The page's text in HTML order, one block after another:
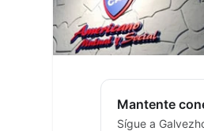
Mantente
Sígue a